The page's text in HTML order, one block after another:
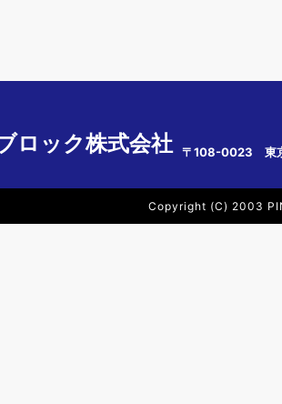
ロック株式会社 〒108-0023 東
Copyright (C) 2003